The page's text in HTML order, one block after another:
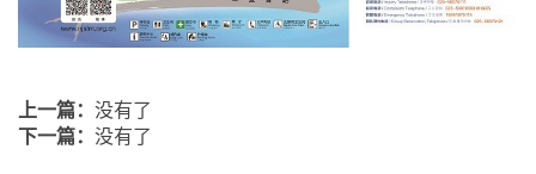
上一篇： 没有了
下一篇： 没有了